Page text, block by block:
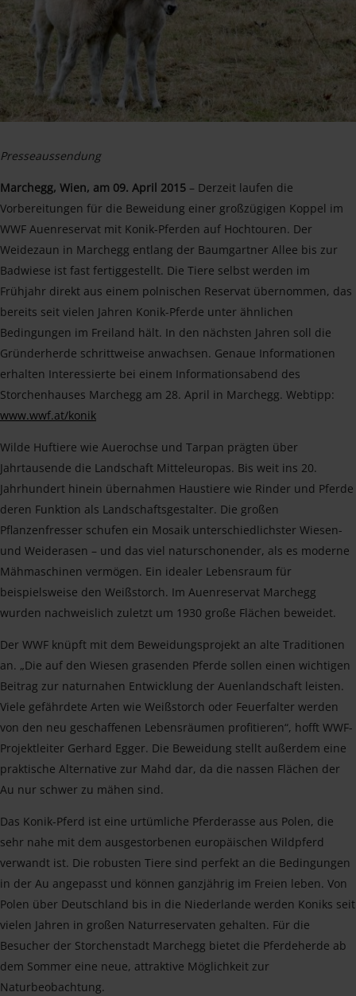
Presseaussendung
Marchegg, Wien, am 09. April 2015 – Derzeit laufen die
Vorbereitungen für die Beweidung einer großzügigen Koppel im
WWF Auenreservat mit Konik-Pferden auf Hochtouren. Der
Weidezaun in Marchegg entlang der Baumgartner Allee bis zur
Badwiese ist fast fertiggestellt. Die Tiere selbst werden im
Frühjahr direkt aus einem polnischen Reservat übernommen, das
bereits seit vielen Jahren Konik-Pferde unter ähnlichen
Bedingungen im Freiland hält. In den nächsten Jahren soll die
Gründerherde schrittweise anwachsen. Genaue Informationen
erhalten Interessierte bei einem Informationsabend des
Storchenhauses Marchegg am 28. April in Marchegg. Webtipp:
www.wwf.at/konik
Wilde Huftiere wie Auerochse und Tarpan prägten über
Jahrtausende die Landschaft Mitteleuropas. Bis weit ins 20.
Jahrhundert hinein übernahmen Haustiere wie Rinder und Pferde
deren Funktion als Landschaftsgestalter. Die großen
Pflanzenfresser schufen ein Mosaik unterschiedlichster Wiesen-
und Weiderasen – und das viel naturschonender, als es moderne
Mähmaschinen vermögen. Ein idealer Lebensraum für
beispielsweise den Weißstorch. Im Auenreservat Marchegg
wurden nachweislich zuletzt um 1930 große Flächen beweidet.
Der WWF knüpft mit dem Beweidungsprojekt an alte Traditionen
an. „Die auf den Wiesen grasenden Pferde sollen einen wichtigen
Beitrag zur naturnahen Entwicklung der Auenlandschaft leisten.
Viele gefährdete Arten wie Weißstorch oder Feuerfalter werden
von den neu geschaffenen Lebensräumen profitieren“, hofft WWF-
Projektleiter Gerhard Egger. Die Beweidung stellt außerdem eine
praktische Alternative zur Mahd dar, da die nassen Flächen der
Au nur schwer zu mähen sind.
Das Konik-Pferd ist eine urtümliche Pferderasse aus Polen, die
sehr nahe mit dem ausgestorbenen europäischen Wildpferd
verwandt ist. Die robusten Tiere sind perfekt an die Bedingungen
in der Au angepasst und können ganzjährig im Freien leben. Von
Polen über Deutschland bis in die Niederlande werden Koniks seit
vielen Jahren in großen Naturreservaten gehalten. Für die
Besucher der Storchenstadt Marchegg bietet die Pferdeherde ab
dem Sommer eine neue, attraktive Möglichkeit zur
Naturbeobachtung.